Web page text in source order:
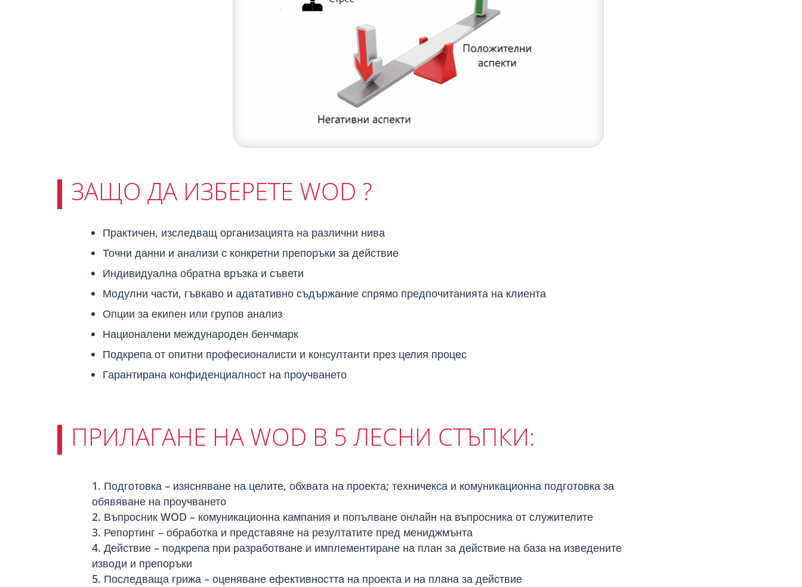
ЗАЩО ДА ИЗБЕРЕТЕ WOD ?
Практичен, изследващ организацията на различни нива
Точни данни и анализи с конкретни препоръки за действие
Индивидуална обратна връзка и съвети
Модулни части, гъвкаво и адатативно съдържание спрямо предпочитанията на клиента
Опции за екипен или групов анализ
Националени международен бенчмарк
Подкрепа от опитни професионалисти и консултанти през целия процес
Гарантирана конфиденциалност на проучването
ПРИЛАГАНЕ НА WOD В 5 ЛЕСНИ СТЪПКИ:
Подготовка – изясняване на целите, обхвата на проекта; техничекса и комуникационна подготовка за
обявяване на проучването
Въпросник WOD – комуникационна кампания и попълване онлайн на въпросника от служителите
Репортинг – обработка и представяне на резултатите пред мениджмънта
Действие – подкрепа при разработване и имплементиране на план за действие на база на изведените
изводи и препоръки
Последваща грижа – оценяване ефективността на проекта и на плана за действие